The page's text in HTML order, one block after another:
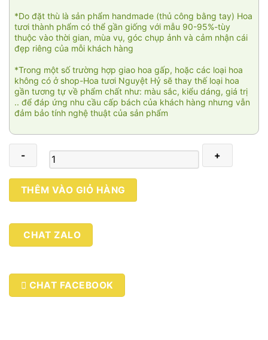
*Do đặt thù là sản phẩm handmade (thủ công bằng tay) Hoa
tươi thành phẩm có thể gần giống với mẫu 90-95%-tùy
thuộc vào thời gian, mùa vụ, góc chụp ảnh và cảm nhận cái
đẹp riêng của mỗi khách hàng
*Trong một số trường hợp giao hoa gấp, hoặc các loại hoa
không có ở shop-Hoa tươi Nguyệt Hỷ sẽ thay thế loại hoa
gần tương tự về phẩm chất như: màu sắc, kiểu dáng, giá trị
.. để đáp ứng nhu cầu cấp bách của khách hàng nhưng vẫn
đảm bảo tính nghệ thuật của sản phẩm
New
day
số
lượng
THÊM VÀO GIỎ HÀNG
CHAT ZALO
CHAT FACEBOOK